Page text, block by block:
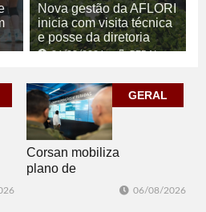
Nova gestão da AFLORI
inicia com visita técnica
e posse da diretoria
06/08/2026 GERAL
GERAL
Corsan mobiliza
plano de
06/08/2026